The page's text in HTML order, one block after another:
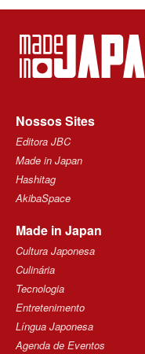
Nossos Sites
Editora JBC
Made in Japan
Hashitag
AkibaSpace
Made in Japan
Cultura Japonesa
Culinária
Tecnologia
Entretenimento
Língua Japonesa
Agenda de Eventos